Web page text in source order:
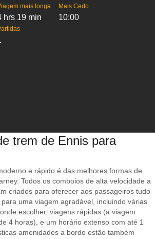
mais longa
hrs 19 min
Mais Cedo
10:00
trem de Ennis para
e rápido é das melhores formas de
Todos os comboios de alta velocidade a
criados para oferecer aos passageiros tudo
uma viagem agradável, incluindo várias
escolher, viagens rápidas (a viagem
4 horas), e um horário extenso com até 1
amenidades a bordo estão também